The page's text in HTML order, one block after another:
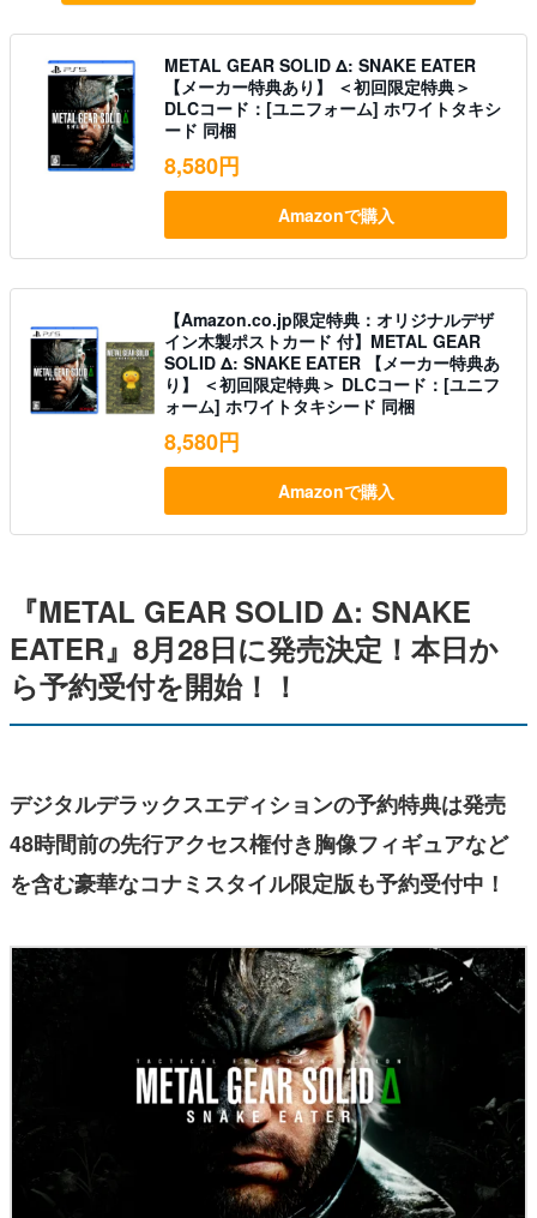
METAL GEAR SOLID Δ: SNAKE EATER
【メーカー特典あり】 ＜初回限定特典＞
DLCコード：[ユニフォーム] ホワイトタキシ
ード 同梱
8,580円
Amazonで購入
【Amazon.co.jp限定特典：オリジナルデザ
イン木製ポストカード 付】METAL GEAR
SOLID Δ: SNAKE EATER 【メーカー特典あ
り】 ＜初回限定特典＞ DLCコード：[ユニフ
ォーム] ホワイトタキシード 同梱
8,580円
Amazonで購入
『METAL GEAR SOLID Δ: SNAKE
EATER』8月28日に発売決定！本日か
ら予約受付を開始！！
デジタルデラックスエディションの予約特典は発売
48時間前の先行アクセス権付き胸像フィギュアなど
を含む豪華なコナミスタイル限定版も予約受付中！